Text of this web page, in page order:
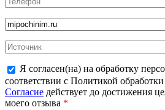
Я согласен(на) на обработку
соответствии с Политикой
Согласие действует до достижения
моего отзыва *